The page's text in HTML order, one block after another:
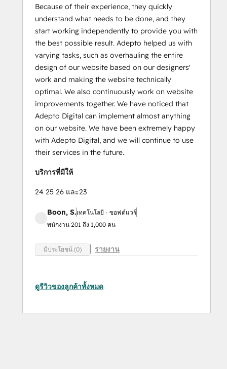
Because of their experience, they quickly
understand what needs to be done, and they
start working independently to provide you with
the best possible result. Adepto helped us with
varying tasks, such as overhauling the entire
design of our website based on our designers'
work and making the website technically
optimal. We also continuously work on website
improvements together. We have noticed that
Adepto Digital can implement almost anything
on our website. We have been extremely happy
with Adepto Digital, and we will continue to use
their services in the future.
บริการที่มีให้
24 25 26 และ23
Boon, S.เทคโนโลยี - ซอฟต์แวร์
พนักงาน 201 ถึง 1,000 คน
มีประโยชน์ (0) รายงาน
ดูรีวิวของลูกค้าทั้งหมด